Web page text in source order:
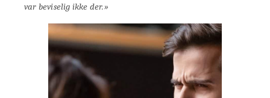
var beviselig ikke der.»